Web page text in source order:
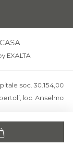
EXALTA
soc. 30.154,00
loc. Anselmo
- PEC: